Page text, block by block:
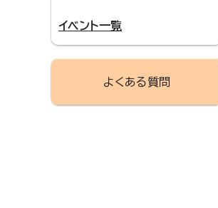
イベント一覧
よくある質問